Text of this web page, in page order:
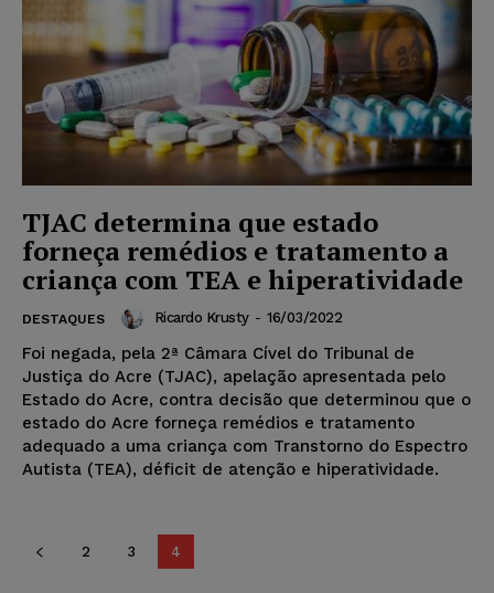
TJAC determina que estado
forneça remédios e tratamento a
criança com TEA e hiperatividade
DESTAQUES Ricardo Krusty - 16/03/2022
Foi negada, pela 2ª Câmara Cível do Tribunal de
Justiça do Acre (TJAC), apelação apresentada pelo
Estado do Acre, contra decisão que determinou que o
estado do Acre forneça remédios e tratamento
adequado a uma criança com Transtorno do Espectro
Autista (TEA), déficit de atenção e hiperatividade.
2 3 4